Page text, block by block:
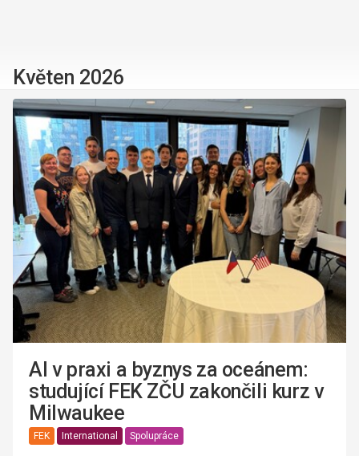
Květen 2026
AI v praxi a byznys za oceánem:
studující FEK ZČU zakončili kurz v
Milwaukee
FEK International Spolupráce